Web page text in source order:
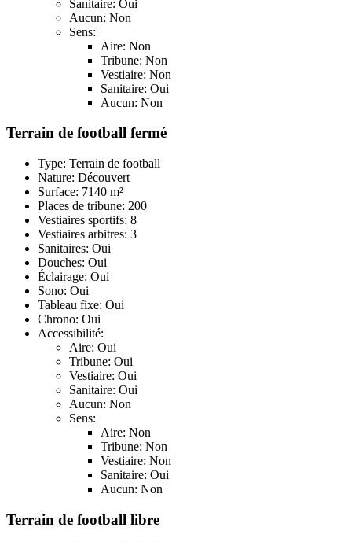
Sanitaire: Oui
Aucun: Non
Sens:
Aire: Non
Tribune: Non
Vestiaire: Non
Sanitaire: Oui
Aucun: Non
Terrain de football fermé
Type: Terrain de football
Nature: Découvert
Surface: 7140 m²
Places de tribune: 200
Vestiaires sportifs: 8
Vestiaires arbitres: 3
Sanitaires: Oui
Douches: Oui
Éclairage: Oui
Sono: Oui
Tableau fixe: Oui
Chrono: Oui
Accessibilité:
Aire: Oui
Tribune: Oui
Vestiaire: Oui
Sanitaire: Oui
Aucun: Non
Sens:
Aire: Non
Tribune: Non
Vestiaire: Non
Sanitaire: Oui
Aucun: Non
Terrain de football libre